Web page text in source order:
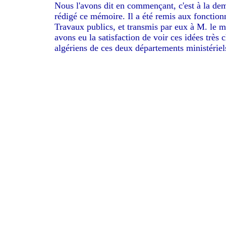
Nous l'avons dit en commençant, c'est à la
rédigé ce mémoire. Il a été remis aux
Travaux publics, et transmis par eux à M. le
avons eu la satisfaction de voir ces idées très
algériens de ces deux départements